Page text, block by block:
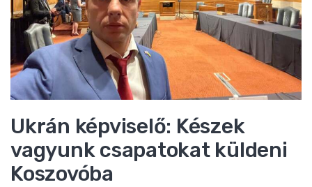
Ukrán képviselő: Készek
vagyunk csapatokat küldeni
Koszovóba